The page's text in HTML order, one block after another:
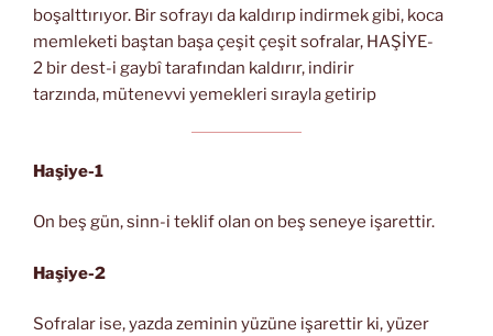
boşalttırıyor. Bir sofrayı da kaldırıp indirmek gibi, koca
memleketi baştan başa çeşit çeşit sofralar, HAŞİYE-
2 bir dest-i gaybî tarafından kaldırır, indirir
tarzında, mütenevvi yemekleri sırayla getirip
Haşiye-1
On beş gün, sinn-i teklif olan on beş seneye işarettir.
Haşiye-2
Sofralar ise, yazda zeminin yüzüne işarettir ki, yüzer